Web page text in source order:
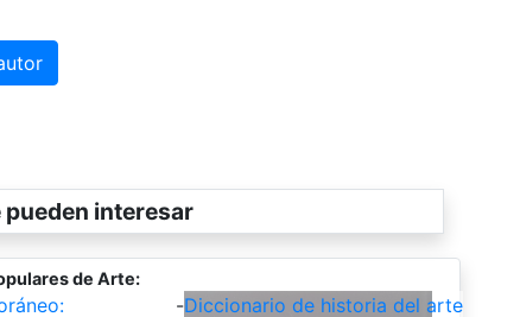
interesar
de Arte:
-Diccionario de historia del arte